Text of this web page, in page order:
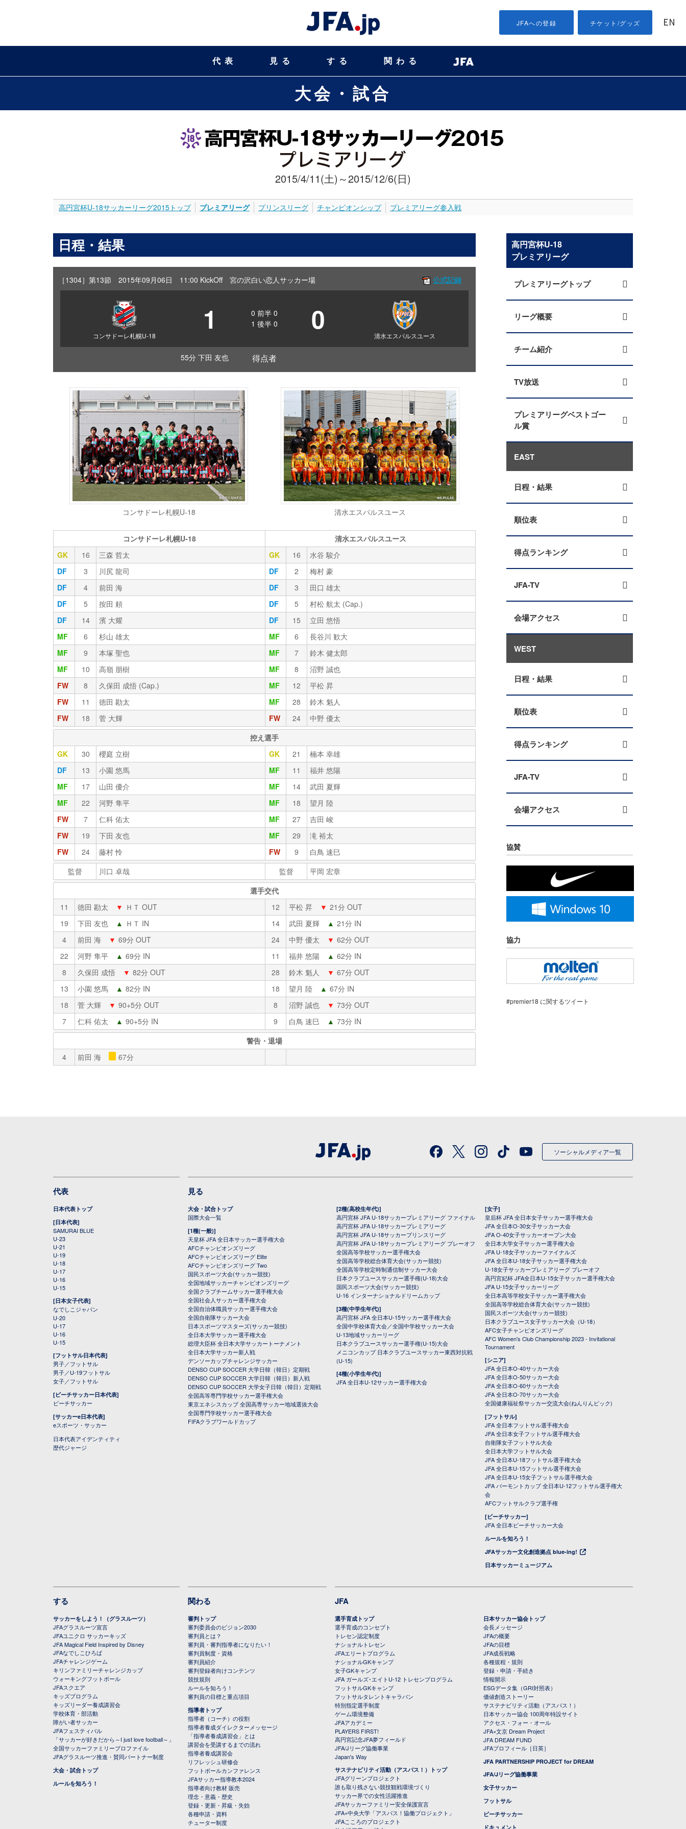
JFAへの登録 チケット/グッズ EN
代表 見る する 関わる
大会・試合
2015/4/11(土)～2015/12/6(日)
高円宮杯U-18サッカーリーグ2015トップ プレミアリーグ プリンスリーグ チャンピオンシップ プレミアリーグ参入戦
日程・結果
［1304］第13節 2015年09月06日 11:00 KickOff 宮の沢白い恋人サッカー場 公式記録
コンサドーレ札幌U-18 1 0 前半 0
1 後半 0 0 清水エスパルスユース
55分 下田 友也 得点者
コンサドーレ札幌U-18 清水エスパルスユース
コンサドーレ札幌U-18
清水エスパルスユース
GK
16 三森 哲太 GK 16
水谷 駿介
DF
3 川尻 龍司 DF 2
梅村 豪
DF
4 前田 海 DF 3
田口 雄太
DF
5 按田 頼 DF 5
村松 航太 (Cap.)
DF
14 濱 大耀 DF 15
立田 悠悟
MF
6 杉山 雄太 MF 6
長谷川 歓大
MF
9 本塚 聖也 MF 7
鈴木 健太郎
MF
10 高嶺 朋樹 MF 8
沼野 誠也
FW
8 久保田 成悟 (Cap.) MF 12
平松 昇
FW
11 徳田 勘太 MF 28
鈴木 魁人
FW
18 菅 大輝 FW 24
中野 優太
控え選手
GK
30 櫻庭 立樹 GK 21
楠本 幸雄
DF
13 小園 悠馬 MF 11
福井 悠陽
MF
17 山田 優介 MF 14
武田 夏輝
MF
22 河野 隼平 MF 18
望月 陸
FW
7 仁科 佑太 MF 27
吉田 峻
FW
19 下田 友也 MF 29
滝 裕太
FW
24 藤村 怜 FW 9
白鳥 速巳
監督
川口 卓哉 監督
平岡 宏章
選手交代
11
徳田 勘太 ▼ ＨＴ OUT 12 平松 昇 ▼ 21分 OUT
19
下田 友也 ▲ ＨＴ IN 14 武田 夏輝 ▲ 21分 IN
4
前田 海 ▼ 69分 OUT 24 中野 優太 ▼ 62分 OUT
22
河野 隼平 ▲ 69分 IN 11 福井 悠陽 ▲ 62分 IN
8
久保田 成悟 ▼ 82分 OUT 28 鈴木 魁人 ▼ 67分 OUT
13
小園 悠馬 ▲ 82分 IN 18 望月 陸 ▲ 67分 IN
18
菅 大輝 ▼ 90+5分 OUT 8 沼野 誠也 ▼ 73分 OUT
7
仁科 佑太 ▲ 90+5分 IN 9 白鳥 速巳 ▲ 73分 IN
警告・退場
4
前田 海 67分
高円宮杯U-18
プレミアリーグ
プレミアリーグトップ
リーグ概要
チーム紹介
TV放送
プレミアリーグベストゴー
ル賞
EAST
日程・結果
順位表
得点ランキング
JFA-TV
会場アクセス
WEST
日程・結果
順位表
得点ランキング
JFA-TV
会場アクセス
協賛
協力
#premier18 に関するツイート
ソーシャルメディア一覧
代表
日本代表トップ
[日本代表]
SAMURAI BLUE
U-23
U-21
U-19
U-18
U-17
U-16
U-15
[日本女子代表]
なでしこジャパン
U-20
U-17
U-16
U-15
[フットサル日本代表]
男子／フットサル
男子／U-19フットサル
女子／フットサル
[ビーチサッカー日本代表]
ビーチサッカー
[サッカーe日本代表]
eスポーツ・サッカー
日本代表アイデンティティ
歴代ジャージ
見る
大会・試合トップ
国際大会一覧
[1種(一般)]
天皇杯 JFA 全日本サッカー選手権大会
AFCチャンピオンズリーグ
AFCチャンピオンズリーグ Elite
AFCチャンピオンズリーグ Two
国民スポーツ大会(サッカー競技)
全国地域サッカーチャンピオンズリーグ
全国クラブチームサッカー選手権大会
全国社会人サッカー選手権大会
全国自治体職員サッカー選手権大会
全国自衛隊サッカー大会
日本スポーツマスターズ(サッカー競技)
全日本大学サッカー選手権大会
総理大臣杯 全日本大学サッカートーナメント
全日本大学サッカー新人戦
デンソーカップチャレンジサッカー
DENSO CUP SOCCER 大学日韓（韓日）定期戦
DENSO CUP SOCCER 大学日韓（韓日）新人戦
DENSO CUP SOCCER 大学女子日韓（韓日）定期戦
全国高等専門学校サッカー選手権大会
東京エネシスカップ 全国高専サッカー地域選抜大会
全国専門学校サッカー選手権大会
FIFAクラブワールドカップ
[2種(高校生年代)]
高円宮杯 JFA U-18サッカープレミアリーグ ファイナル
高円宮杯 JFA U-18サッカープレミアリーグ
高円宮杯 JFA U-18サッカープリンスリーグ
高円宮杯 JFA U-18サッカープレミアリーグ プレーオフ
全国高等学校サッカー選手権大会
全国高等学校総合体育大会(サッカー競技)
全国高等学校定時制通信制サッカー大会
日本クラブユースサッカー選手権(U-18)大会
国民スポーツ大会(サッカー競技)
U-16 インターナショナルドリームカップ
[3種(中学生年代)]
高円宮杯 JFA 全日本U-15サッカー選手権大会
全国中学校体育大会／全国中学校サッカー大会
U-13地域サッカーリーグ
日本クラブユースサッカー選手権(U-15)大会
メニコンカップ 日本クラブユースサッカー東西対抗戦
(U-15)
[4種(小学生年代)]
JFA 全日本U-12サッカー選手権大会
[女子]
皇后杯 JFA 全日本女子サッカー選手権大会
JFA 全日本O-30女子サッカー大会
JFA O-40女子サッカーオープン大会
全日本大学女子サッカー選手権大会
JFA U-18女子サッカーファイナルズ
JFA 全日本U-18女子サッカー選手権大会
U-18女子サッカープレミアリーグ プレーオフ
高円宮妃杯 JFA全日本U-15女子サッカー選手権大会
JFA U-15女子サッカーリーグ
全日本高等学校女子サッカー選手権大会
全国高等学校総合体育大会(サッカー競技)
国民スポーツ大会(サッカー競技)
日本クラブユース女子サッカー大会（U-18）
AFC女子チャンピオンズリーグ
AFC Women's Club Championship 2023 - Invitational
Tournament
[シニア]
JFA 全日本O-40サッカー大会
JFA 全日本O-50サッカー大会
JFA 全日本O-60サッカー大会
JFA 全日本O-70サッカー大会
全国健康福祉祭サッカー交流大会(ねんりんピック)
[フットサル]
JFA 全日本フットサル選手権大会
JFA 全日本女子フットサル選手権大会
自衛隊女子フットサル大会
全日本大学フットサル大会
JFA 全日本U-18フットサル選手権大会
JFA 全日本U-15フットサル選手権大会
JFA 全日本U-15女子フットサル選手権大会
JFA バーモントカップ 全日本U-12フットサル選手権大
会
AFCフットサルクラブ選手権
[ビーチサッカー]
JFA 全日本ビーチサッカー大会
ルールを知ろう！
JFAサッカー文化創造拠点 blue-ing!
日本サッカーミュージアム
する
サッカーをしよう！（グラスルーツ）
JFAグラスルーツ宣言
JFAユニクロ サッカーキッズ
JFA Magical Field Inspired by Disney
JFAなでしこひろば
JFAチャレンジゲーム
キリンファミリーチャレンジカップ
ウォーキングフットボール
JFAスクエア
キッズプログラム
キッズリーダー養成講習会
学校体育・部活動
障がい者サッカー
JFAフェスティバル
「サッカーが好きだから～I just love football～」
全国サッカーファミリープロファイル
JFAグラスルーツ推進・賛同パートナー制度
大会・試合トップ
ルールを知ろう！
関わる
審判トップ
審判委員会のビジョン2030
審判員とは？
審判員・審判指導者になりたい！
審判員制度・資格
審判員紹介
審判登録者向けコンテンツ
競技規則
ルールを知ろう！
審判員の目標と重点項目
指導者トップ
指導者（コーチ）の役割
指導者養成ダイレクターメッセージ
「指導者養成講習会」とは
講習会を受講するまでの流れ
指導者養成講習会
リフレッシュ研修会
フットボールカンファレンス
JFAサッカー指導教本2024
指導者向け教材 販売
理念・意義・歴史
登録・更新・昇級・失効
各種申請・資料
チューター制度
JFA
選手育成トップ
選手育成のコンセプト
トレセン認定制度
ナショナルトレセン
JFAエリートプログラム
ナショナルGKキャンプ
女子GKキャンプ
JFA ガールズ･エイトU-12 トレセンプログラム
フットサルGKキャンプ
フットサルタレントキャラバン
特別指定選手制度
ゲーム環境整備
JFAアカデミー
PLAYERS FIRST!
高円宮記念JFA夢フィールド
JFA/Jリーグ協働事業
Japan's Way
サステナビリティ活動（アスパス！）トップ
JFAグリーンプロジェクト
誰も取り残さない競技観戦環境づくり
サッカー界での女性活躍推進
JFAサッカーファミリー安全保護宣言
JFA×中央大学「アスパス！協働プロジェクト」
JFAこころのプロジェクト
日本サッカー協会トップ
会長メッセージ
JFAの概要
JFAの目標
JFA成長戦略
各種規程・規則
登録・申請・手続き
情報開示
ESGデータ集（GRI対照表）
価値創造ストーリー
サステナビリティ活動（アスパス！）
日本サッカー協会 100周年特設サイト
アクセス・フォー・オール
JFA×文京 Dream Project
JFA DREAM FUND
JFAプロフィール［日英］
JFA PARTNERSHIP PROJECT for DREAM
JFA/Jリーグ協働事業
女子サッカー
フットサル
ビーチサッカー
ドキュメント